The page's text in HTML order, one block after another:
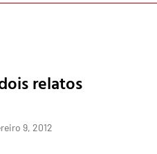
relatos
9, 2012